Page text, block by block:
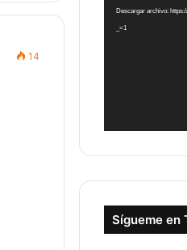
14
vídeo
Descargar archivo:
_=1
Sígueme en